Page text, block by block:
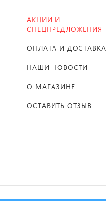
АКЦИИ И
СПЕЦПРЕДЛОЖЕНИЯ
ОПЛАТА И ДОСТАВКА
НАШИ НОВОСТИ
О МАГАЗИНЕ
ОСТАВИТЬ ОТЗЫВ